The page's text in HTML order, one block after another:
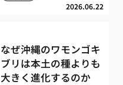
2026.06.22
なぜ沖縄のワモンゴキ
ブリは本土の種よりも
大きく進化するのか